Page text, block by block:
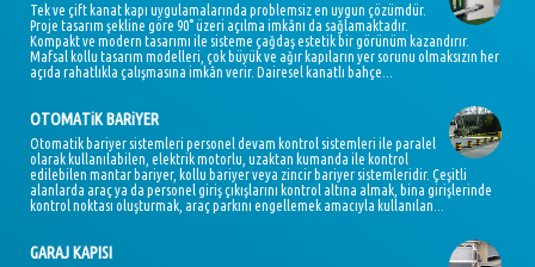
Tek ve çift kanat kapı uygulamalarında problemsiz en uygun çözümdür.
Proje tasarım şekline göre 90° üzeri açılma imkânı da sağlamaktadır.
Kompakt ve modern tasarımı ile sisteme çağdaş estetik bir görünüm kazandırır.
Mafsal kollu tasarım modelleri, çok büyük ve ağır kapıların yer sorunu olmaksızın her
açıda rahatlıkla çalışmasına imkân verir. Dairesel kanatlı bahçe...
OTOMATiK BARiYER
Otomatik bariyer sistemleri personel devam kontrol sistemleri ile paralel
olarak kullanılabilen, elektrik motorlu, uzaktan kumanda ile kontrol
edilebilen mantar bariyer, kollu bariyer veya zincir bariyer sistemleridir. Çeşitli
alanlarda araç ya da personel giriş çıkışlarını kontrol altına almak, bina girişlerinde
kontrol noktası oluşturmak, araç parkını engellemek amacıyla kullanılan...
GARAJ KAPISI